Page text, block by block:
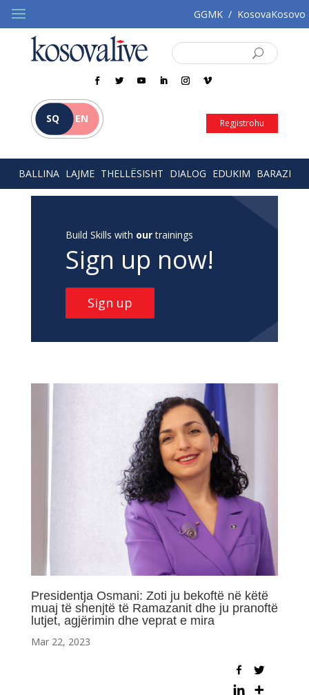
GGMK / KosovaKosovo
SQ EN Regjistrohu
BALLINA LAJME THELLËSISHT DIALOG EDUKIM BARAZI
Build Skills with ourtrainings
Sign up now!
Sign up
Presidentja Osmani: Zoti ju bekoftë në këtë
muaj të shenjtë të Ramazanit dhe ju pranoftë
lutjet, agjërimin dhe veprat e mira
Mar 22, 2023